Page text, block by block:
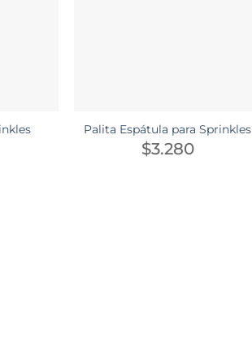
Palita Espátula para Sprinkles
$3.280